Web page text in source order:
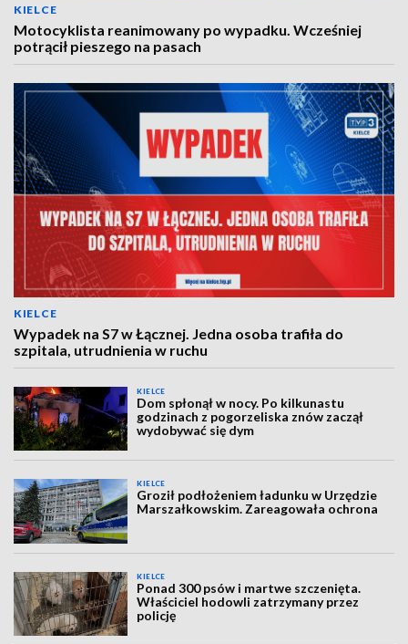
KIELCE
Motocyklista reanimowany po wypadku. Wcześniej
potrącił pieszego na pasach
KIELCE
Wypadek na S7 w Łącznej. Jedna osoba trafiła do
szpitala, utrudnienia w ruchu
KIELCE
Dom spłonął w nocy. Po kilkunastu
godzinach z pogorzeliska znów zaczął
wydobywać się dym
KIELCE
Groził podłożeniem ładunku w Urzędzie
Marszałkowskim. Zareagowała ochrona
KIELCE
Ponad 300 psów i martwe szczenięta.
Właściciel hodowli zatrzymany przez
policję